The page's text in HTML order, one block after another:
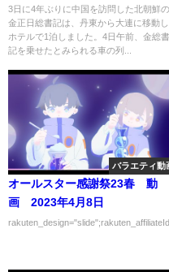
（10/05/04）
3日に4年ぶりに中国を訪問した北朝鮮の
金正日総書記は、丹東から大連に移動し
ホテルで1泊しました。4日午前、金総書
記を乗せたとみられる車の列...
バラエティ動
オールスター感謝祭23春 動
画 2023年4月8日